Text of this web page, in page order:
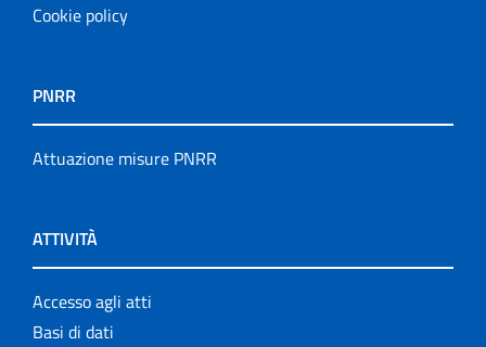
Cookie policy
PNRR
Attuazione misure PNRR
ATTIVITÀ
Accesso agli atti
Basi di dati